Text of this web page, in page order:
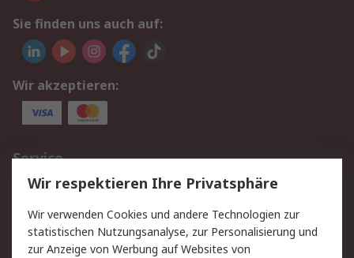
Sie finden uns auch auf:
Wir akzeptieren:
Service
Value Added Services
Lieferlösungen
Rücksendungen
Kontakt
Hilfe
Wir respektieren Ihre Privatsphäre
Wir verwenden Cookies und andere Technologien zur
statistischen Nutzungsanalyse, zur Personalisierung und
zur Anzeige von Werbung auf Websites von